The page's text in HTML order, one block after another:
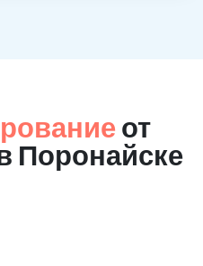
от
Поронайске